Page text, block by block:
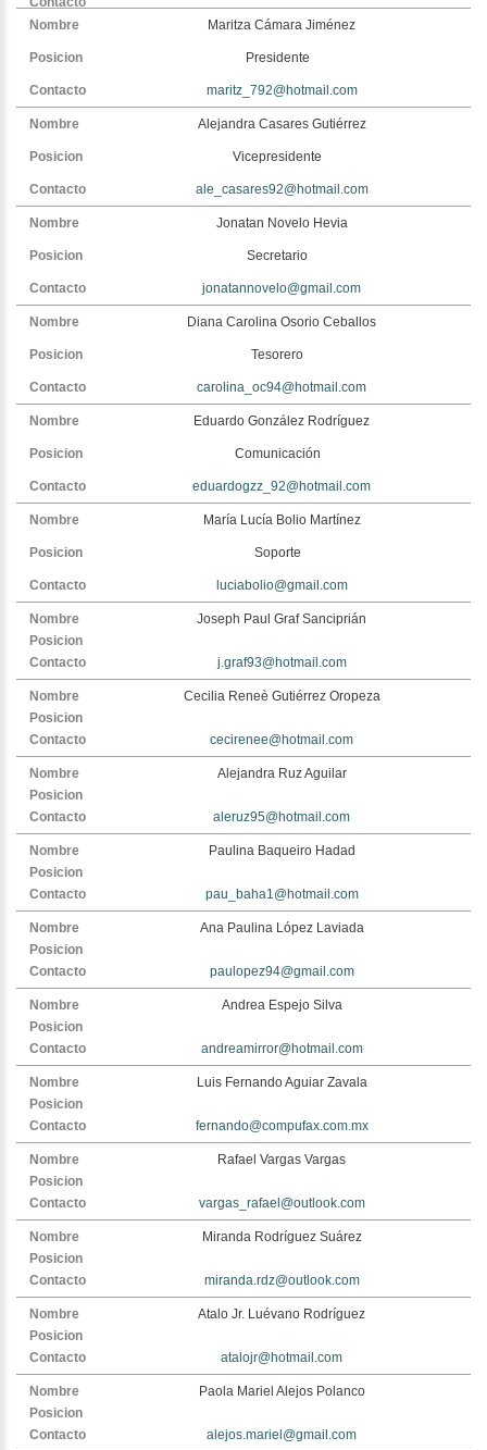
Maritza Cámara Jiménez
Presidente
maritz_792@hotmail.com
Alejandra Casares Gutiérrez
Vicepresidente
ale_casares92@hotmail.com
Jonatan Novelo Hevia
Secretario
jonatannovelo@gmail.com
Diana Carolina Osorio Ceballos
Tesorero
carolina_oc94@hotmail.com
Eduardo González Rodríguez
Comunicación
eduardogzz_92@hotmail.com
María Lucía Bolio Martínez
Soporte
luciabolio@gmail.com
Joseph Paul Graf Sanciprián
j.graf93@hotmail.com
Cecilia Reneè Gutiérrez Oropeza
cecirenee@hotmail.com
Alejandra Ruz Aguilar
aleruz95@hotmail.com
Paulina Baqueiro Hadad
pau_baha1@hotmail.com
Ana Paulina López Laviada
paulopez94@gmail.com
Andrea Espejo Silva
andreamirror@hotmail.com
Luis Fernando Aguiar Zavala
fernando@compufax.com.mx
Rafael Vargas Vargas
vargas_rafael@outlook.com
Miranda Rodríguez Suárez
miranda.rdz@outlook.com
Atalo Jr. Luévano Rodríguez
atalojr@hotmail.com
Paola Mariel Alejos Polanco
alejos.mariel@gmail.com